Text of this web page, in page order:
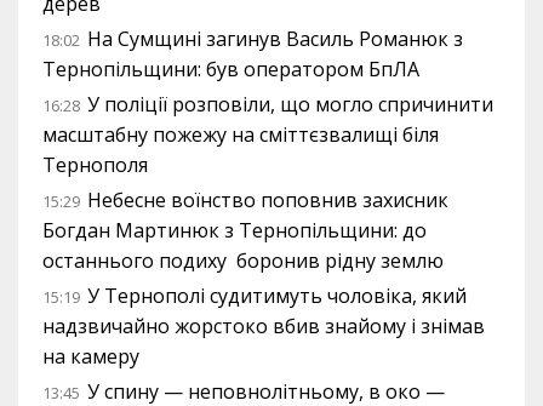
18:02 На Сумщині загинув Василь Романюк з
Тернопільщини: був оператором БпЛА
16:28 У поліції розповіли, що могло спричинити
масштабну пожежу на сміттєзвалищі біля
Тернополя
15:29 Небесне воїнство поповнив захисник
Богдан Мартинюк з Тернопільщини: до
останнього подиху боронив рідну землю
15:19 У Тернополі судитимуть чоловіка, який
надзвичайно жорстоко вбив знайому і знімав
на камеру
13:45 У спину — неповнолітньому, в око —